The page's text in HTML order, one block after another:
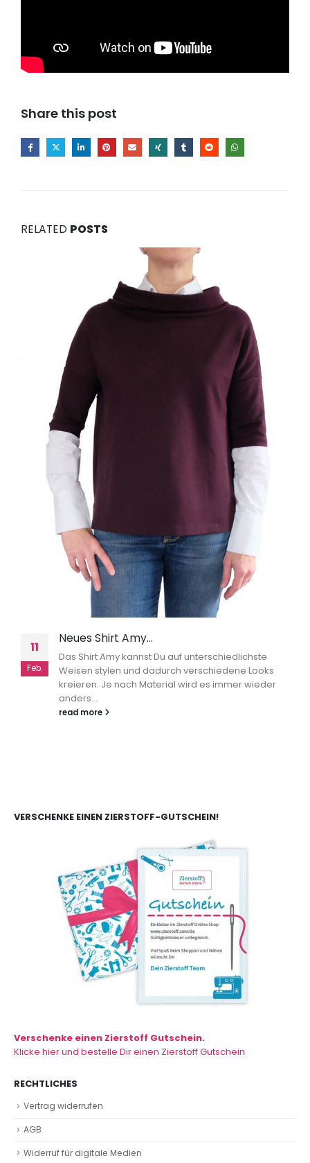
Share this post
RELATED POSTS
11
Feb.
Neues Shirt Amy…
Das Shirt Amy kannst Du auf unterschiedlichste
Weisen stylen und dadurch verschiedene Looks
kreieren. Je nach Material wird es immer wieder
anders...
read more
VERSCHENKE EINEN ZIERSTOFF-GUTSCHEIN!
Verschenke einen Zierstoff Gutschein.
Klicke hier und bestelle Dir einen Zierstoff Gutschein
RECHTLICHES
Vertrag widerrufen
AGB
Widerruf für digitale Medien